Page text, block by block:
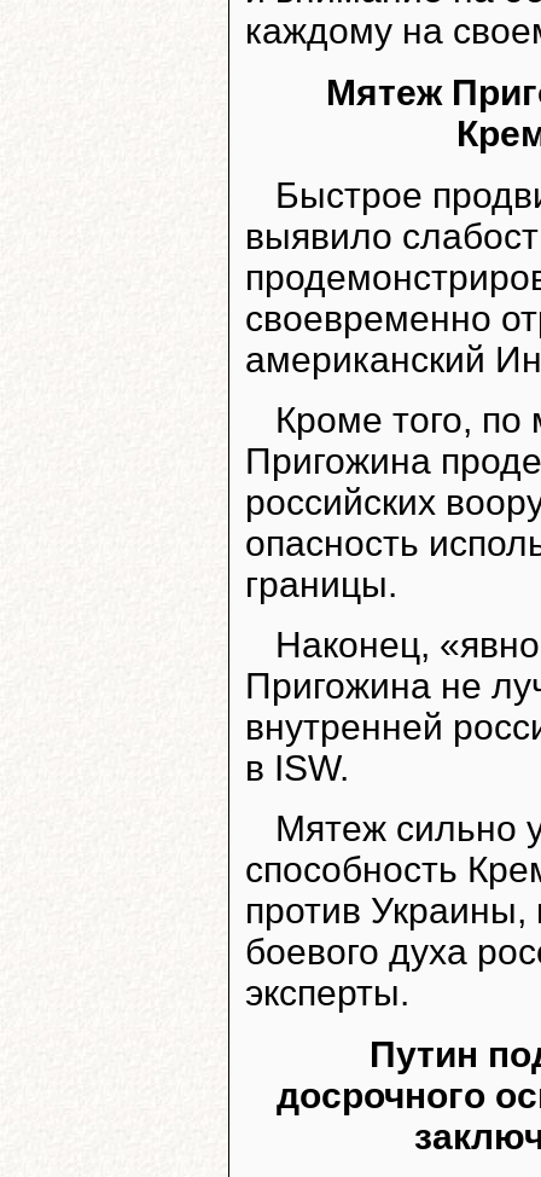
каждому на
Мятеж
Быстрое
выявило
своевременно
американский
Кроме того,
Пригожина
российских
опасность
границы.
Наконец,
Пригожина не
внутренней
в ISW.
Мятеж сильно
способность
против Украины,
боевого духа
эксперты.
Путин
досрочного